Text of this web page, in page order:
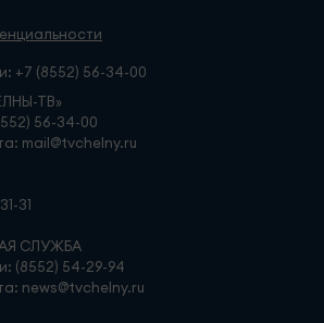
+7 (8552) 56-34-00
ТВ»
56-34-00
mail@tvchelny.ru
31
СЛУЖБА
(8552) 54-29-94
news@tvchelny.ru